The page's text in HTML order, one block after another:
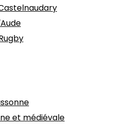
et médiévale